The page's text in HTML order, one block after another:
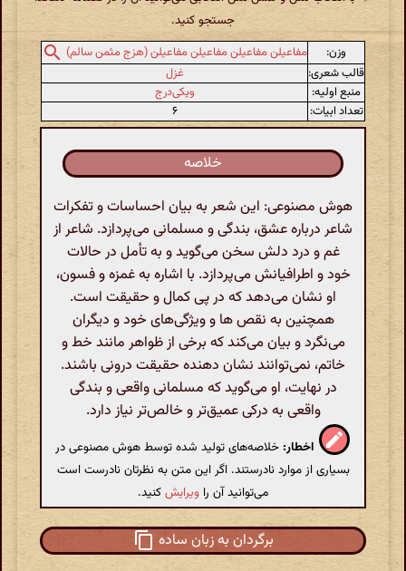
جستجو کنید.
وزن:
مفاعیلن مفاعیلن مفاعیلن مفاعیلن (هزج مثمن سالم)
قالب شعری:
غزل
منبع اولیه:
ویکی‌درج
تعداد ابیات:
۶
خلاصه
هوش مصنوعی: این شعر به بیان احساسات و تفکرات
شاعر درباره عشق، بندگی و مسلمانی می‌پردازد. شاعر از
غم و درد دلش سخن می‌گوید و به تأمل در حالات
خود و اطرافیانش می‌پردازد. با اشاره به غمزه و فسون،
او نشان می‌دهد که در پی کمال و حقیقت است.
همچنین به نقص ها و ویژگی‌های خود و دیگران
می‌نگرد و بیان می‌کند که برخی از ظواهر مانند خط و
خاتم، نمی‌توانند نشان دهنده حقیقت درونی باشند.
در نهایت، او می‌گوید که مسلمانی واقعی و بندگی
واقعی به درکی عمیق‌تر و خالص‌تر نیاز دارد.
اخطار: خلاصه‌های تولید شده توسط هوش مصنوعی در
بسیاری از موارد نادرستند. اگر این متن به نظرتان نادرست است
می‌توانید آن را ویرایشکنید.
برگردان به زبان ساده